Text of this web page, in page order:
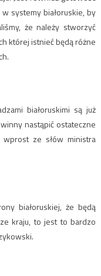
systemy białoruskie, by
że należy stworzyć
której istnieć będą różne
białoruskimi są już
nastąpić ostateczne
ze słów ministra
białoruskiej, że będą
kraju, to jest to bardzo